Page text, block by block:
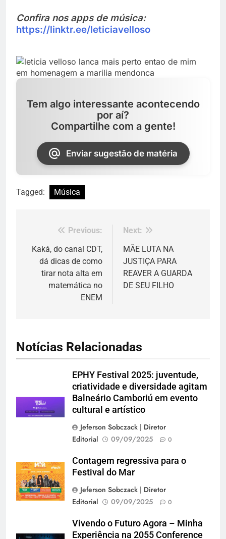
Confira nos apps de música:
https://linktr.ee/leticiavelloso
Tem algo interessante acontecendo
por aí?
Compartilhe com a gente!
Enviar sugestão de matéria
Tagged: Música
Navegação
de
Post
Previous:
Kaká, do canal CDT,
dá dicas de como
tirar nota alta em
matemática no
ENEM
Next:
MÃE LUTA NA
JUSTIÇA PARA
REAVER A GUARDA
DE SEU FILHO
Notícias Relacionadas
EPHY Festival 2025: juventude,
criatividade e diversidade agitam
Balneário Camboriú em evento
cultural e artístico
Jeferson Sobczack | Diretor
Editorial
09/09/2025 0
Contagem regressiva para o
Festival do Mar
Jeferson Sobczack | Diretor
Editorial
09/09/2025 0
Vivendo o Futuro Agora – Minha
Experiência na 2055 Conference